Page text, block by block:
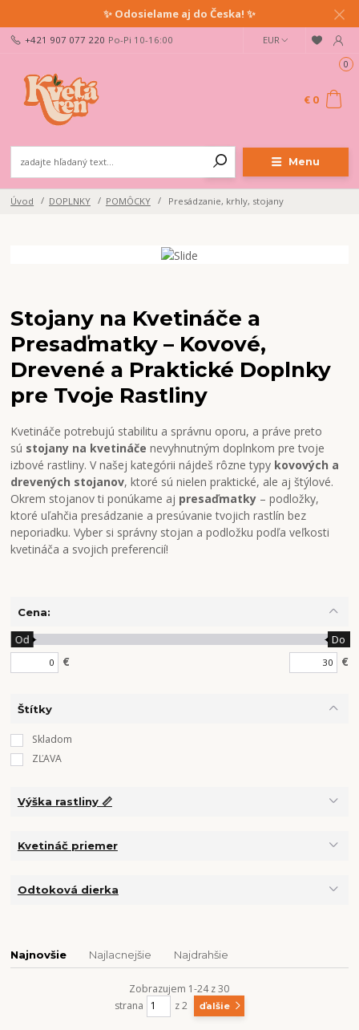
✨ Odosielame aj do Česka! ✨
Menu
EUR
+421 907 077 220 Po-Pi 10-16:00
0
€ 0
Úvod DOPLNKY POMÔCKY Presádzanie, krhly, stojany
Stojany na Kvetináče a
Presaďmatky – Kovové,
Drevené a Praktické Doplnky
pre Tvoje Rastliny
Kvetináče potrebujú stabilitu a správnu oporu, a práve preto
sú stojany na kvetináče nevyhnutným doplnkom pre tvoje
izbové rastliny. V našej kategórii nájdeš rôzne typy kovových a
drevených stojanov, ktoré sú nielen praktické, ale aj štýlové.
Okrem stojanov ti ponúkame aj presaďmatky – podložky,
ktoré uľahčia presádzanie a presúvanie tvojich rastlín bez
neporiadku. Vyber si správny stojan a podložku podľa veľkosti
kvetináča a svojich preferencií!
Cena:
€
Od Do
€
Štítky
Skladom
ZĽAVA
Výška rastliny 📏
Kvetináč priemer
Odtoková dierka
Najnovšie Najlacnejšie Najdrahšie
Zobrazujem 1-24 z 30
strana
z 2 ďalšie